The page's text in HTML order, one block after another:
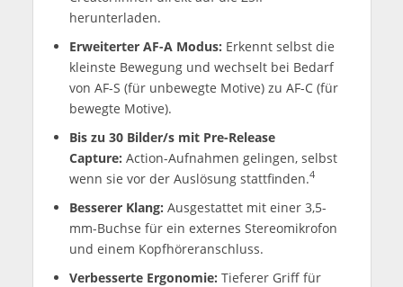
herunterladen.
Erweiterter AF-A Modus: Erkennt selbst die
kleinste Bewegung und wechselt bei Bedarf
von AF-S (für unbewegte Motive) zu AF-C (für
bewegte Motive).
Bis zu 30 Bilder/s mit Pre-Release
Capture: Action-Aufnahmen gelingen, selbst
wenn sie vor der Auslösung stattfinden.4
Besserer Klang: Ausgestattet mit einer 3,5-
mm-Buchse für ein externes Stereomikrofon
und einem Kopfhöreranschluss.
Verbesserte Ergonomie: Tieferer Griff für